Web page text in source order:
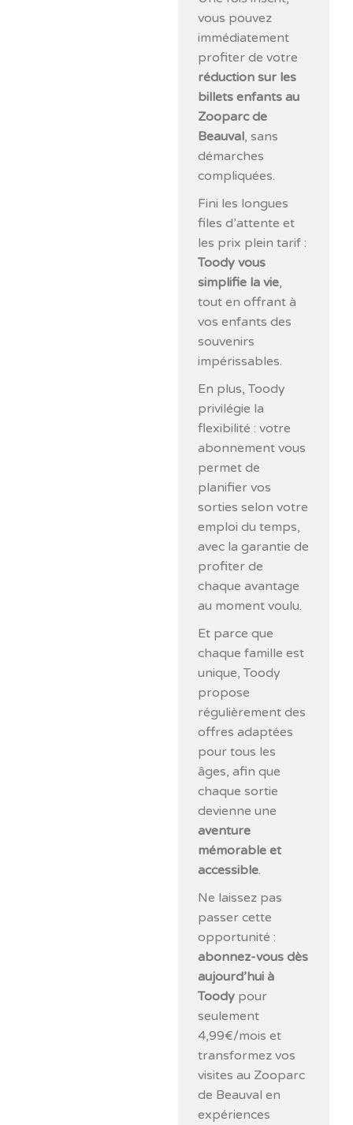
vous pouvez
immédiatement
profiter de votre
réduction sur les
billets enfants au
Zooparc de
Beauval, sans
démarches
compliquées.
Fini les longues
files d’attente et
les prix plein tarif :
Toody vous
simplifie la vie,
tout en offrant à
vos enfants des
souvenirs
impérissables.
En plus, Toody
privilégie la
flexibilité : votre
abonnement vous
permet de
planifier vos
sorties selon votre
emploi du temps,
avec la garantie de
profiter de
chaque avantage
au moment voulu.
Et parce que
chaque famille est
unique, Toody
propose
régulièrement des
offres adaptées
pour tous les
âges, afin que
chaque sortie
devienne une
aventure
mémorable et
accessible.
Ne laissez pas
passer cette
opportunité :
abonnez-vous dès
aujourd’hui à
Toody pour
seulement
4,99€/mois et
transformez vos
visites au Zooparc
de Beauval en
expériences